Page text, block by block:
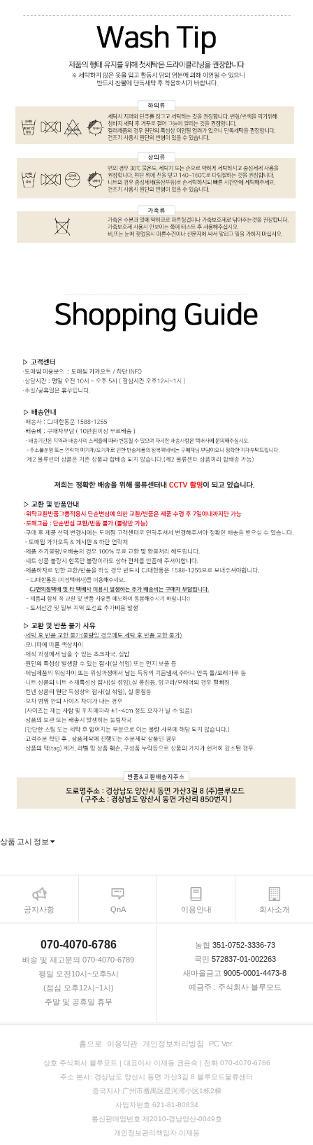
상품 고시 정보
공지사항 QnA 이용안내 회사소개
070-4070-6786
배송 및 재고문의 070-4070-6789
평일 오전10시~오후5시
(점심 오후12시~1시)
주말 및 공휴일 휴무
농협 351-0752-3336-73
국민 572837-01-002263
새마을금고 9005-0001-4473-8
예금주 : 주식회사 블루모드
홈으로 이용약관 개인정보처리방침 PC Ver.
상호 주식회사 블루모드 | 대표이사 이재동 권은숙 | 전화 070-4070-6786
주소 본사: 경상남도 양산시 동면 가산3길 8 블루모드물류센터
중국지사:广州市番禺区星河湾小区1栋2梯
사업자번호 621-81-80834
통신판매업번호 제2010-경남양산-0049호
개인정보관리책임자 이재동